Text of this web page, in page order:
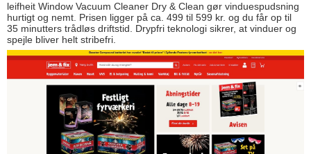
leifheit Window Vacuum Cleaner Dry & Clean gør vinduespudsning
hurtigt og nemt. Prisen ligger på ca. 499 til 599 kr. og du får op til
35 minutters trådløs driftstid. Drypfri teknologi sikrer, at vinduer og
spejle bliver helt stribefri.